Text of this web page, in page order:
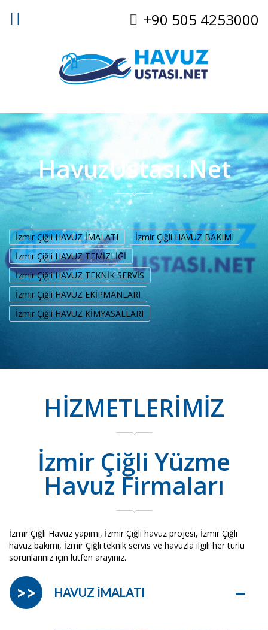
+90 505 4253000
HavuzUstası.Net
İzmir Çiğli HAVUZ İMALATI
İzmir Çiğli HAVUZ BAKIMI
İzmir Çiğli HAVUZ TEMİZLİĞİ
İzmir Çiğli HAVUZ TEKNİK SERVİS
İzmir Çiğli HAVUZ EKİPMANLARI
İzmir Çiğli HAVUZ KİMYASALLARI
HİZMETLERİMİZ
İzmir Çiğli Yüzme
Havuz Firmaları
İzmir Çiğli Havuz yapımı, İzmir Çiğli havuz projesi, İzmir Çiğli
havuz bakımı, İzmir Çiğli teknik servis ve havuzla ilgili her türlü
sorunlarınız için lütfen arayınız.
HAVUZ İMALATI –
>>